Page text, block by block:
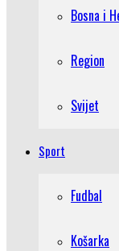
Bosna i
Region
Svijet
Sport
Fudbal
Košarka